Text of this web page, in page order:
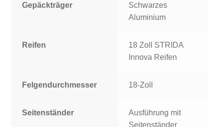
Gepäckträger
Schwarzes
Aluminium
Reifen
18 Zoll STRIDA
Innova Reifen
Felgendurchmesser 18-Zoll
Seitenständer
Ausführung mit
Seitenständer